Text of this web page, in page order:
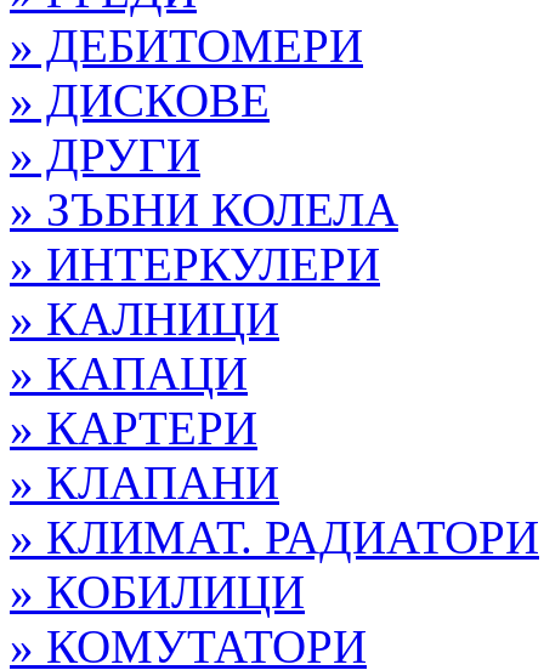
» ДЕБИТОМЕРИ
» ДИСКОВЕ
» ДРУГИ
» ЗЪБНИ КОЛЕЛА
» ИНТЕРКУЛЕРИ
» КАЛНИЦИ
» КАПАЦИ
» КАРТЕРИ
» КЛАПАНИ
» КЛИМАТ. РАДИАТОРИ
» КОБИЛИЦИ
» КОМУТАТОРИ